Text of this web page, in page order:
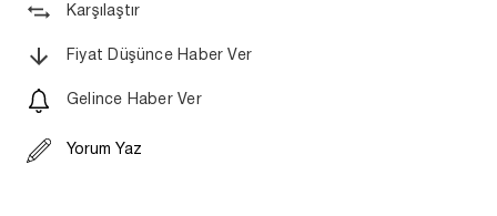
Karşılaştır
Fiyat Düşünce Haber Ver
Gelince Haber Ver
Yorum Yaz